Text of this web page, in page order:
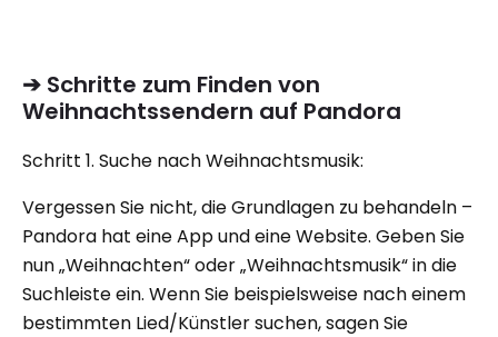
➔ Schritte zum Finden von
Weihnachtssendern auf Pandora
Schritt 1. Suche nach Weihnachtsmusik:
Vergessen Sie nicht, die Grundlagen zu behandeln –
Pandora hat eine App und eine Website. Geben Sie
nun „Weihnachten“ oder „Weihnachtsmusik“ in die
Suchleiste ein. Wenn Sie beispielsweise nach einem
bestimmten Lied/Künstler suchen, sagen Sie